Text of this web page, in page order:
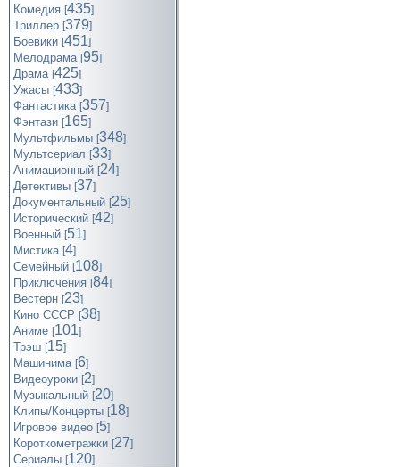
Комедия [435]
Триллер [379]
Боевики [451]
Мелодрама [95]
Драма [425]
Ужасы [433]
Фантастика [357]
Фэнтази [165]
Мультфильмы [348]
Мультсериал [33]
Анимационный [24]
Детективы [37]
Документальный [25]
Исторический [42]
Военный [51]
Мистика [4]
Семейный [108]
Приключения [84]
Вестерн [23]
Кино СССР [38]
Аниме [101]
Трэш [15]
Машинима [6]
Видеоуроки [2]
Музыкальный [20]
Клипы/Концерты [18]
Игровое видео [5]
Короткометражки [27]
Cериалы [120]